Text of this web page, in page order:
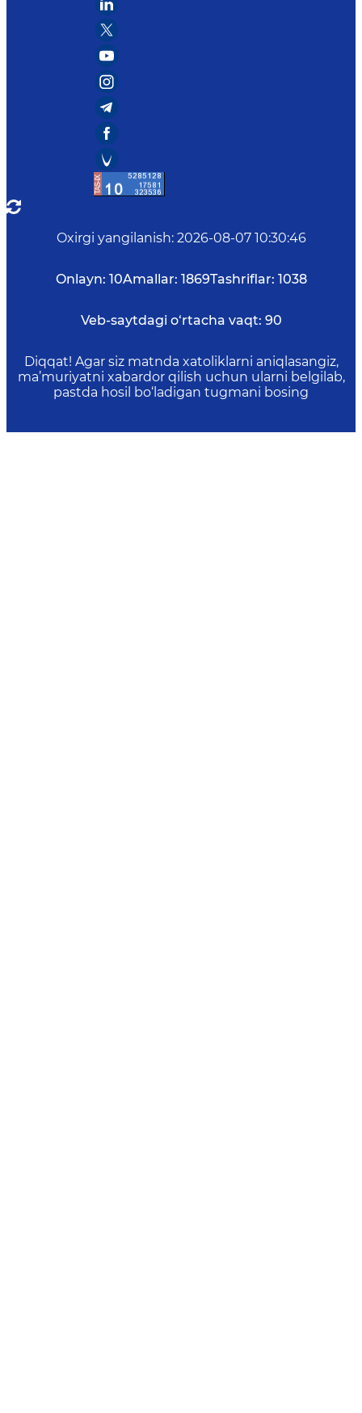
Oxirgi yangilanish: 2026-08-07 10:30:46
Onlayn: 10Amallar: 1869Tashriflar: 1038
Veb-saytdagi o‘rtacha vaqt: 90
Diqqat! Agar siz matnda xatoliklarni aniqlasangiz,
ma’muriyatni xabardor qilish uchun ularni belgilab,
pastda hosil bo‘ladigan tugmani bosing